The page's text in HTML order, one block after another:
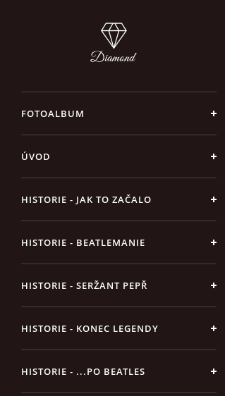
FOTOALBUM
ÚVOD
HISTORIE - JAK TO ZAČALO
HISTORIE - BEATLEMANIE
HISTORIE - SERŽANT PEPŘ
HISTORIE - KONEC LEGENDY
HISTORIE - ...PO BEATLES